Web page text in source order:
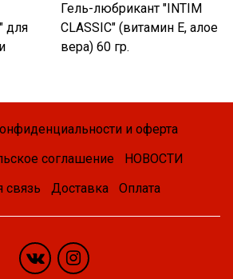
для
Гель-любрикант "INTIM
CLASSIC" (витамин Е, алое
вера) 60 гр.
и оферта
соглашение
НОВОСТИ
связь
Доставка Оплата